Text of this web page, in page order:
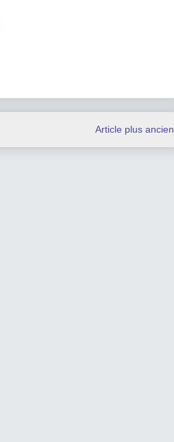
Article plus ancien